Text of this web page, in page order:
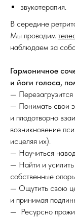
звукотерапия.
В середине
Мы проводим
наблюдаем за
Гармоничное
и йоги голоса,
— Перезагрузится
— Понимать свои
и плодотворно
возникновение
исцеляя их).
— Научиться
— Найти и усилить
cобственные опоры.
— Ощутить свою
и принимая
— Ресурсно